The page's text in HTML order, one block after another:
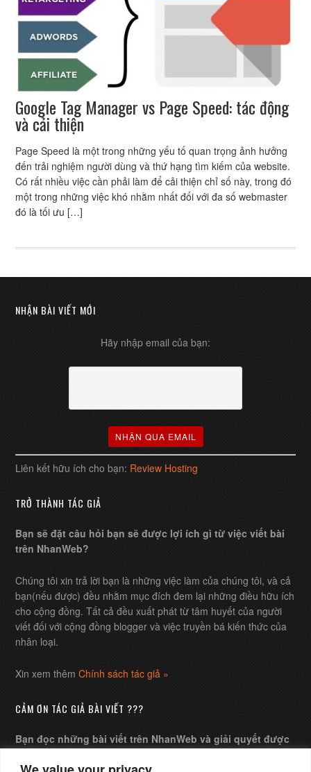
Google Tag Manager vs Page Speed: tác động
và cải thiện
Page Speed là một trong những yếu tố quan trọng ảnh hưởng
đến trải nghiệm người dùng và thứ hạng tìm kiếm của website.
Có rất nhiều việc cần phải làm để cải thiện chỉ số này, trong đó
một trong những việc khó nhằm nhất đối với đa số webmaster
đó là tối ưu […]
NHẬN BÀI VIẾT MỚI
Hãy nhập email của bạn:
Liên kết hữu ích cho bạn: Review Hosting
TRỞ THÀNH TÁC GIẢ
Bạn sẽ đặt câu hỏi bạn sẽ được lợi ích gì từ việc viết bài
trên NhanWeb?
Chúng tôi xin trả lời bạn là những việc làm của chúng tôi, và cả
bạn(nếu được) đều nhằm mục đích đem lại những điều hữu ích
cho cộng đồng. Tất cả đều xuất phát từ tâm huyết của người
viết đối với cộng đồng blogger và việc truyền bá kiến thức của
nhân loại.
Xin xem thêmChính sách tác giả »
CẢM ƠN TÁC GIẢ BÀI VIẾT ???
Bạn đọc những bài viết trên NhanWeb và giải quyết được
như lời cảm ơn tác giả ?